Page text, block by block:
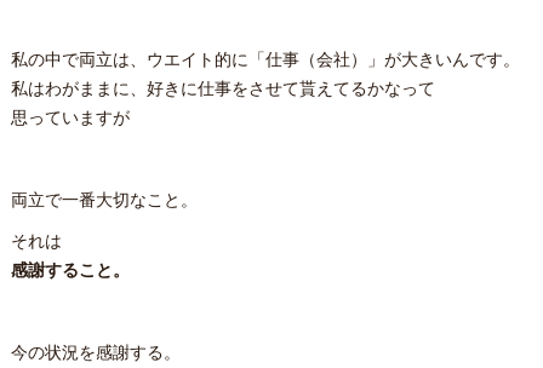
私の中で両立は、ウエイト的に「仕事（会社）」が大きいんです。
私はわがままに、好きに仕事をさせて貰えてるかなって
思っていますが
両立で一番大切なこと。
それは
感謝すること。
今の状況を感謝する。